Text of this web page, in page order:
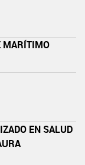
MARÍTIMO
EN SALUD